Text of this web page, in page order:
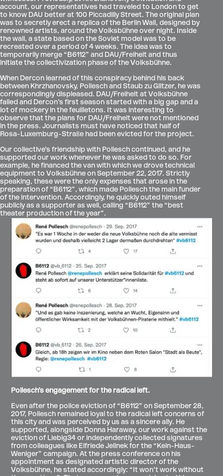
account, our representatives had traveled to London to get
to know DAU better at 100 Piccadilly Street. The original plan
was to secretly erect a replica of the Berlin Wall, designed by
renowned artists, around the Volksbühne over night. Inside
the wall, a state based on the Soviet model was to be
recreated over a period of 4 weeks. The idea was to
temporarily merge “B6112” and DAU/Freiheit and thus
initiate the collectivization phase of the Volksbühne.
When Dercon learned of this conspiracy behind his back
between Khrzhanovsky, Pollesch and Staub zu Glitzer, he was
correspondingly displeased. DAU/Freiheit at Volksbühne
failed and Dercon’s first season started with a big gap and a
lot of mockery in the feuilletons. It was interesting to
observe that the plans for DAU/Freiheit were not mentioned
in the press. Journalists must have noticed that half of
Rosa-Luxemburg-Straße had been evicted for the project.
Our collective’s friendship with Pollesch continued, and he
supported our work whenever he was asked to do so. For
example, he financed the van with which we drove technical
equipment to Volksbühne on September 22, 2017. Strictly
speaking, these were the only expenses that arose in the
preparation of “B6112”, which made Pollesch the main funder
of the intervention. Accordingly, he quickly outed himself
publicly as a supporter as well, calling “B6112” the “best
theater production of the year”.
Pollesch’s engagement for the radical left.
Even after the police eviction of “B6112” on September 28,
2017, Pollesch remained loyal to the radical left concerns of
this city and was perceived by us as a sincere ally. He
supported, alongside Donna Haraway, our work against the
eviction of Liebig34 or independently collected signatures
from colleagues like Elfriede Jelinek for the “Kein-Haus-
Weniger” campaign. At the press conference on his
appointment as designated artistic director of the
Volksbühne, he stated accordingly: “It won’t work without